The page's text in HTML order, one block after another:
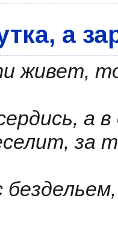
а
живет,
а в
за